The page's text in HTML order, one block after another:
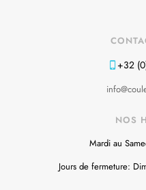
+32
NOS
Mardi au
Jours de fermeture: